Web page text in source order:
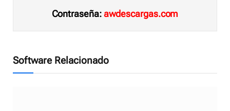
Contraseña:awdescargas.com
Software Relacionado